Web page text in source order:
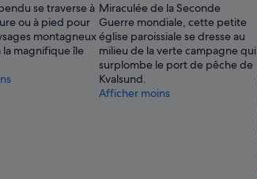
se traverse à
ou à pied pour
montagneux
la magnifique île
Miraculée de la Seconde
Guerre mondiale, cette petite
église paroissiale se dresse au
milieu de la verte campagne qui
surplombe le port de pêche de
Kvalsund.
Afficher moins